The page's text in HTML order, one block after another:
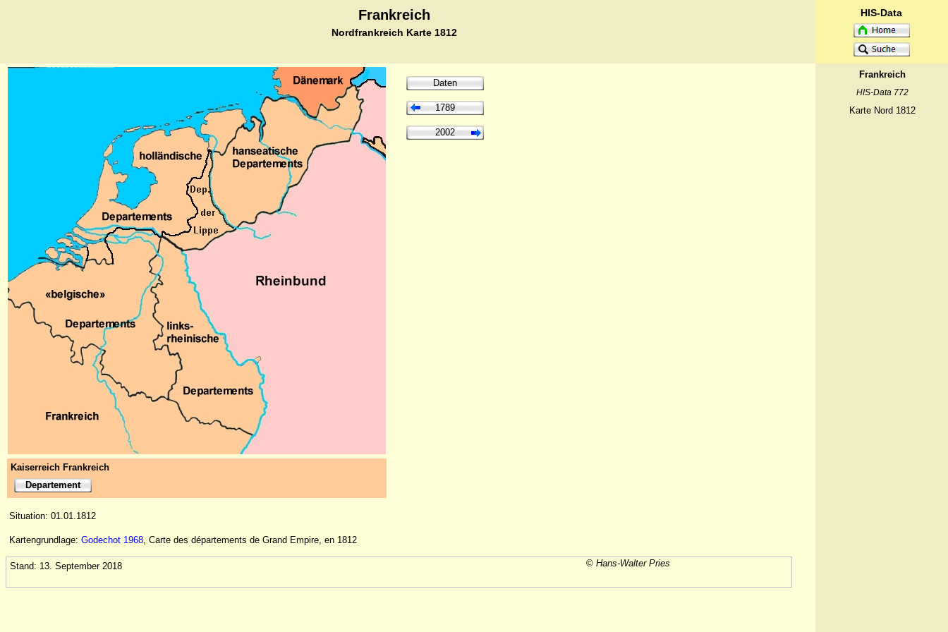
HIS-Data
Frankreich
HIS-Data 772
Karte Nord 1812
Frankreich
Nordfrankreich Karte 1812
Daten
1789
2002
Kaiserreich Frankreich
Departement
Situation: 01.01.1812
Kartengrundlage: Godechot 1968, Carte des départements de Grand Empire, en 1812
Stand: 13. September 2018 © Hans-Walter Pries